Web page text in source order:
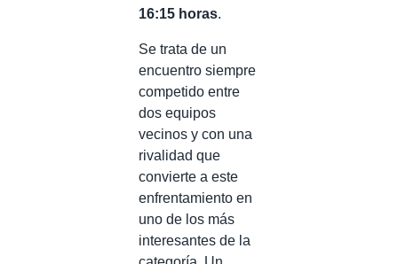
16:15 horas.
Se trata de un
encuentro siempre
competido entre
dos equipos
vecinos y con una
rivalidad que
convierte a este
enfrentamiento en
uno de los más
interesantes de la